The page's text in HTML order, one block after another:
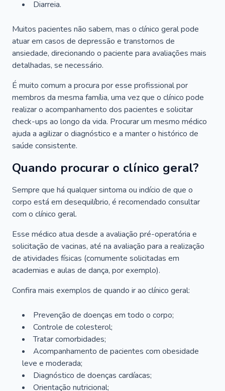
Diarreia.
Muitos pacientes não sabem, mas o clínico geral pode
atuar em casos de depressão e transtornos de
ansiedade, direcionando o paciente para avaliações mais
detalhadas, se necessário.
É muito comum a procura por esse profissional por
membros da mesma família, uma vez que o clínico pode
realizar o acompanhamento dos pacientes e solicitar
check-ups ao longo da vida. Procurar um mesmo médico
ajuda a agilizar o diagnóstico e a manter o histórico de
saúde consistente.
Quando procurar o clínico geral?
Sempre que há qualquer sintoma ou indício de que o
corpo está em desequilíbrio, é recomendado consultar
com o clínico geral.
Esse médico atua desde a avaliação pré-operatória e
solicitação de vacinas, até na avaliação para a realização
de atividades físicas (comumente solicitadas em
academias e aulas de dança, por exemplo).
Confira mais exemplos de quando ir ao clínico geral:
Prevenção de doenças em todo o corpo;
Controle de colesterol;
Tratar comorbidades;
Acompanhamento de pacientes com obesidade
leve e moderada;
Diagnóstico de doenças cardíacas;
Orientação nutricional;